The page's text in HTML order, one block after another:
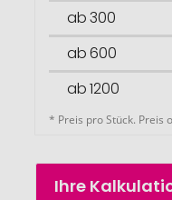
ab 300
ab 600
ab 1200
* Preis pro Stück. Preis
Ihre